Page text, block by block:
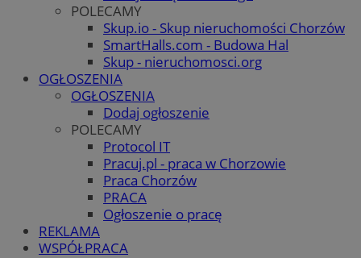
POLECAMY
Skup.io - Skup nieruchomości Chorzów
SmartHalls.com - Budowa Hal
Skup - nieruchomosci.org
OGŁOSZENIA
OGŁOSZENIA
Dodaj ogłoszenie
POLECAMY
Protocol IT
Pracuj.pl - praca w Chorzowie
Praca Chorzów
PRACA
Ogłoszenie o pracę
REKLAMA
WSPÓŁPRACA